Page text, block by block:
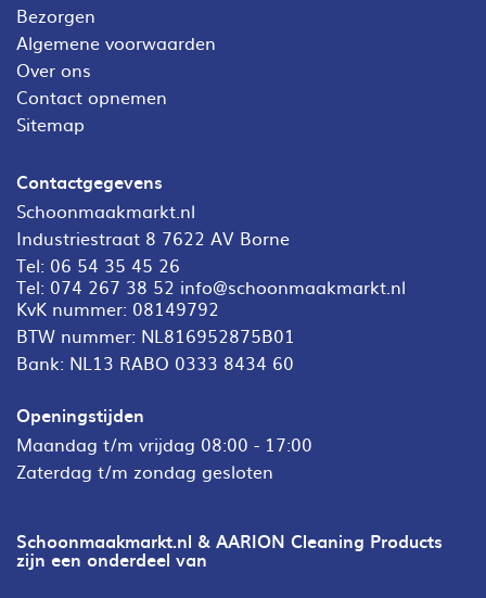
Bezorgen
Algemene voorwaarden
Over ons
Contact opnemen
Sitemap
Contactgegevens
Schoonmaakmarkt.nl
Industriestraat 8 7622 AV Borne
Tel: 06 54 35 45 26
Tel: 074 267 38 52 info@schoonmaakmarkt.nl
KvK nummer: 08149792
BTW nummer: NL816952875B01
Bank: NL13 RABO 0333 8434 60
Openingstijden
Maandag t/m vrijdag 08:00 - 17:00
Zaterdag t/m zondag gesloten
Schoonmaakmarkt.nl & AARION Cleaning Products
zijn een onderdeel van